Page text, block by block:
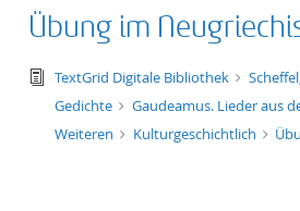
Übung im
text/
TextGrid Digitale Bibliothek
Gedichte
Gaudeamus. Lieder aus
Weiteren
Kulturgeschichtlich